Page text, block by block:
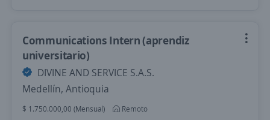
Communications Intern (aprendiz
universitario)
DIVINE AND SERVICE S.A.S.
Medellín, Antioquia
$ 1.750.000,00 (Mensual)
Remoto